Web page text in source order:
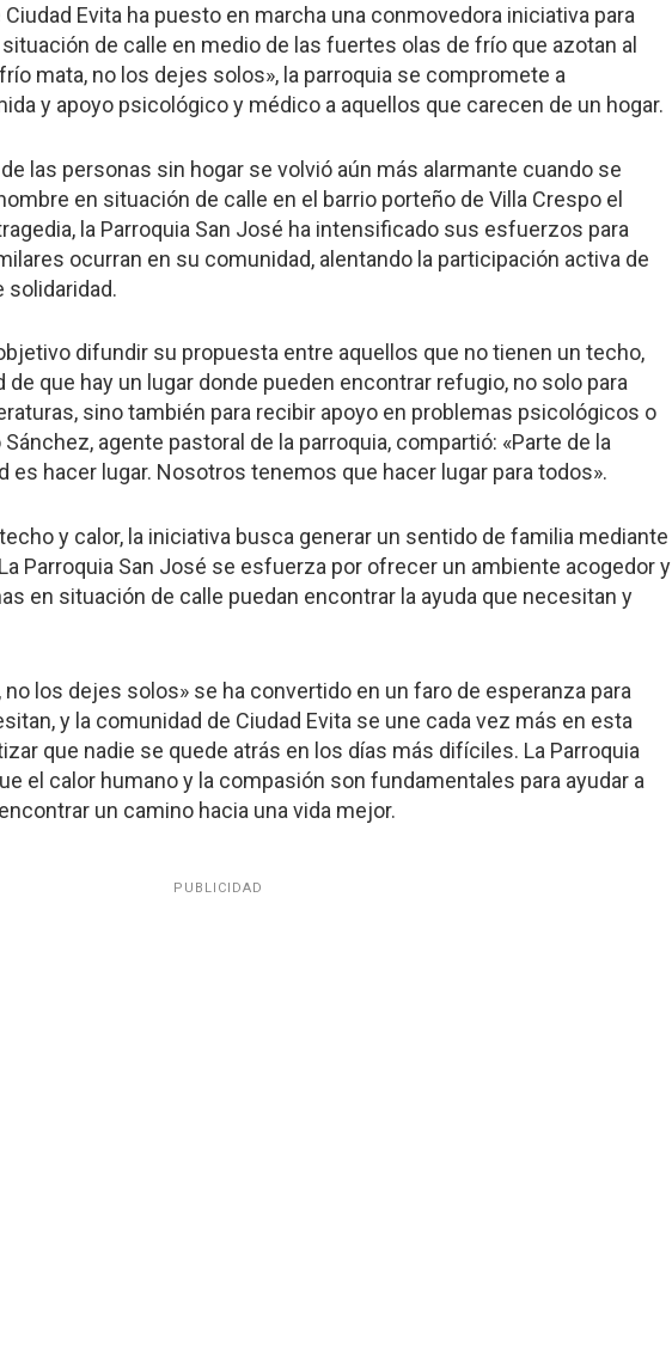
Ciudad Evita ha puesto en marcha una conmovedora iniciativa para
de calle en medio de las fuertes olas de frío que azotan al
mata, no los dejes solos», la parroquia se compromete a
y apoyo psicológico y médico a aquellos que carecen de un hogar.
las personas sin hogar se volvió aún más alarmante cuando se
en situación de calle en el barrio porteño de Villa Crespo el
la Parroquia San José ha intensificado sus esfuerzos para
ocurran en su comunidad, alentando la participación activa de
solidaridad.
difundir su propuesta entre aquellos que no tienen un techo,
de que hay un lugar donde pueden encontrar refugio, no solo para
sino también para recibir apoyo en problemas psicológicos o
agente pastoral de la parroquia, compartió: «Parte de la
es hacer lugar. Nosotros tenemos que hacer lugar para todos».
y calor, la iniciativa busca generar un sentido de familia mediante
Parroquia San José se esfuerza por ofrecer un ambiente acogedor y
en situación de calle puedan encontrar la ayuda que necesitan y
no los dejes solos» se ha convertido en un faro de esperanza para
y la comunidad de Ciudad Evita se une cada vez más en esta
que nadie se quede atrás en los días más difíciles. La Parroquia
el calor humano y la compasión son fundamentales para ayudar a
un camino hacia una vida mejor.
PUBLICIDAD